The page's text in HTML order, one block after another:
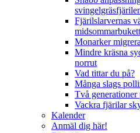
Fjärilslarvernas
midsommarbukett
Monarker
Mindre kräsna
norrut
Vad tittar du på?
Många slags
Två
Vackra fjärilar
Kalender
Anmäl dig här!